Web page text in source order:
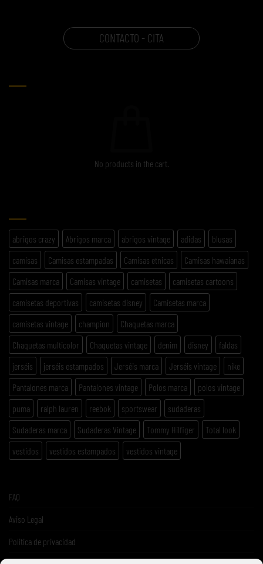
CONTACTO - CITA
No products in the cart.
abrigos crazy Abrigos marca abrigos vintage adidas
blusas
camisas
Camisas estampadas Camisas etnicas
Camisas hawaianas
Camisas marca
Camisas vintage camisetas
camisetas cartoons
camisetas deportivas
camisetas disney
Camisetas marca
camisetas vintage
champion
Chaquetas marca
Chaquetas multicolor
Chaquetas vintage denim disney
faldas
jerséis
jerséis estampados Jerséis marca Jerséis vintage
nike
Pantalones marca
Pantalones vintage Polos marca
polos vintage
puma
ralph lauren reebok sportswear
sudaderas
Sudaderas marca
Sudaderas Vintage Tommy Hilfiger
Total look
vestidos
vestidos estampados vestidos vintage
FAQ
Aviso Legal
Politica de privacidad